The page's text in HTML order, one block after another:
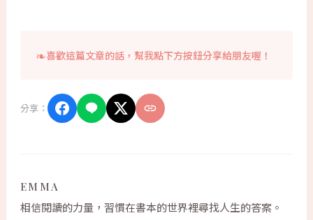
喜歡這篇文章的話，幫我點下方按鈕分享給朋友喔！
分享：
EMMA
相信閱讀的力量，習慣在書本的世界裡尋找人生的答案。